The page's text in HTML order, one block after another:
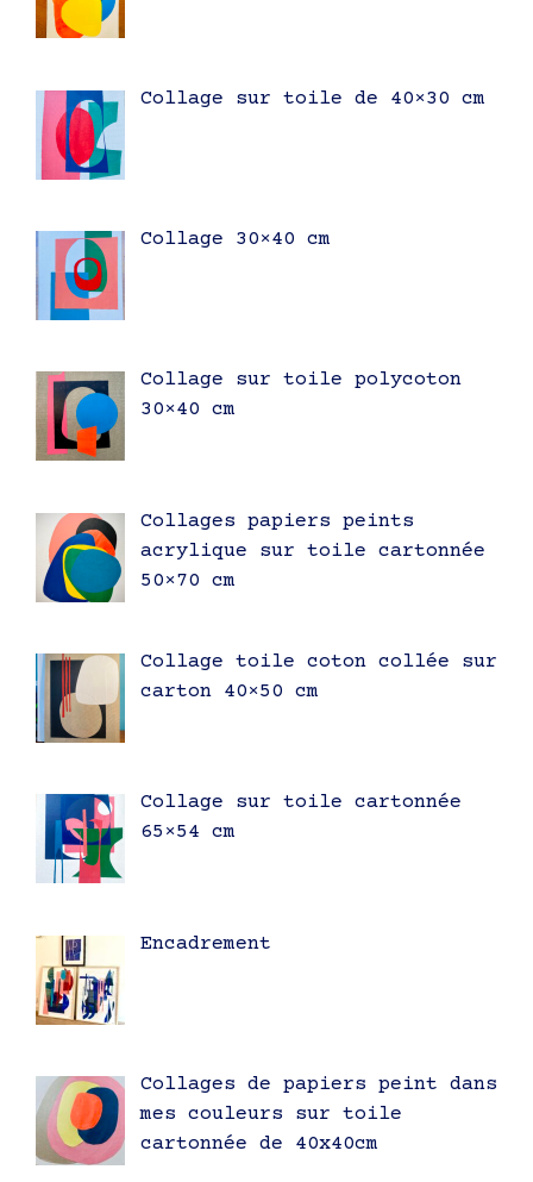
Collage sur toile de 40×30 cm
Collage 30×40 cm
Collage sur toile polycoton
30×40 cm
Collages papiers peints
acrylique sur toile cartonnée
50×70 cm
Collage toile coton collée sur
carton 40×50 cm
Collage sur toile cartonnée
65×54 cm
Encadrement
Collages de papiers peint dans
mes couleurs sur toile
cartonnée de 40x40cm